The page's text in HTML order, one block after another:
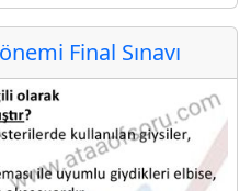
Final Sınavı